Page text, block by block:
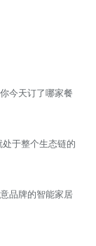
今天订了哪家餐
于整个生态链的
品牌的智能家居